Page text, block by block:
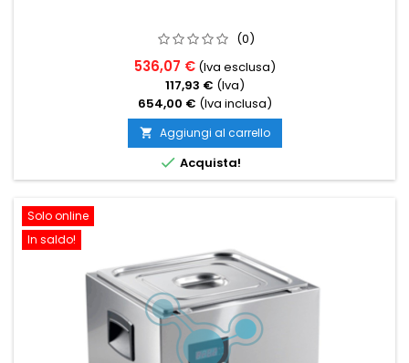
(0)
536,07 € (Iva esclusa)
117,93 € (Iva)
654,00 € (Iva inclusa)
 Aggiungi al carrello
 Acquista!
Solo online
In saldo!